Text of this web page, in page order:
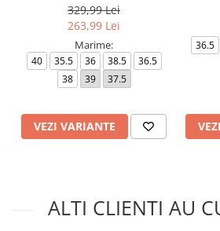
329,99 Lei
263,99 Lei
Marime:
40 35.5 36 38.5
36.5
38
39 37.5
VEZI VARIANTE
36.5
ALTI CLIENTI AU